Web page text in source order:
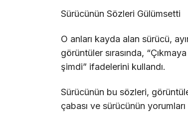
Sürücünün Sözleri Gülümsetti
O anları kayda alan sürücü,
görüntüler sırasında,
şimdi” ifadelerini kullandı.
Sürücünün bu sözleri,
çabası ve sürücünün